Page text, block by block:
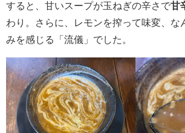
すると、甘いスープが玉ねぎの辛さで甘
わり。さらに、レモンを搾って味変、な
みを感じる「流儀」でした。